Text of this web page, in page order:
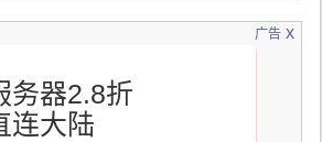
广告
务器2.8折
连大陆
x